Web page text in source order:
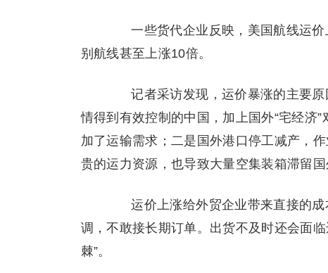
一些货代企业反映，美国航线运价
别航线甚至上涨10倍。
记者采访发现，运价暴涨的主要原
情得到有效控制的中国，加上国外“宅经济
加了运输需求；二是国外港口停工减产，
贵的运力资源，也导致大量空集装箱滞留国
运价上涨给外贸企业带来直接的成
调，不敢接长期订单。出货不及时还会面
棘”。